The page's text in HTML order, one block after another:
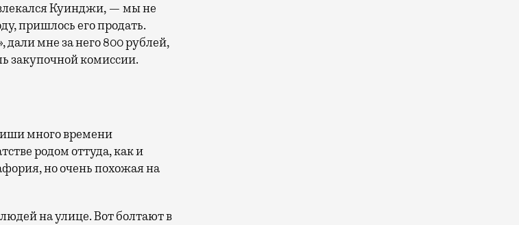
Куинджи, — мы не
пришлось его продать.
мне за него 800 рублей,
закупочной комиссии.
много времени
родом оттуда, как и
но очень похожая на
на улице. Вот болтают в